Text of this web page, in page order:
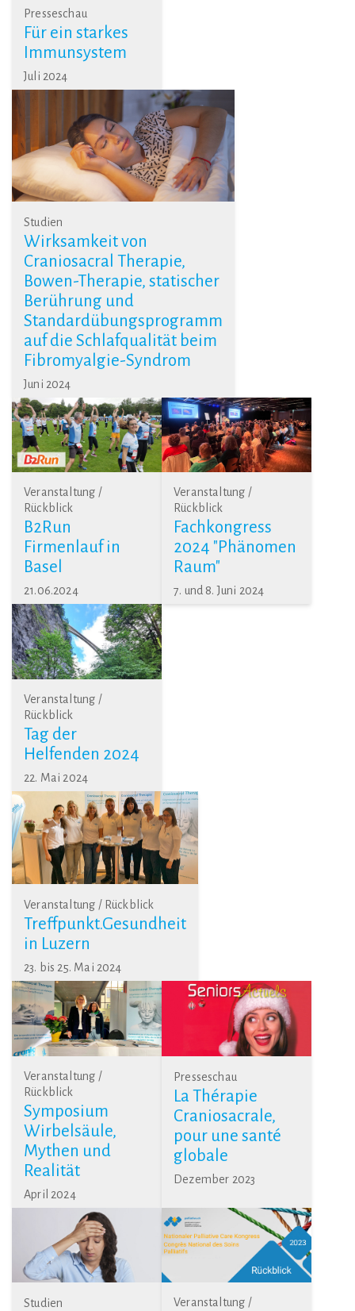
Presseschau
Für ein starkes
Immunsystem
Juli 2024
Studien
Wirksamkeit von
Craniosacral Therapie,
Bowen-Therapie, statischer
Berührung und
Standardübungsprogramm
auf die Schlafqualität beim
Fibromyalgie-Syndrom
Juni 2024
Veranstaltung /
Rückblick
B2Run
Firmenlauf in
Basel
21.06.2024
Veranstaltung /
Rückblick
Fachkongress
2024 "Phänomen
Raum"
7. und 8. Juni 2024
Veranstaltung /
Rückblick
Tag der
Helfenden 2024
22. Mai 2024
Veranstaltung / Rückblick
Treffpunkt.Gesundheit
in Luzern
23. bis 25. Mai 2024
Veranstaltung /
Rückblick
Symposium
Wirbelsäule,
Mythen und
Realität
April 2024
Presseschau
La Thérapie
Craniosacrale,
pour une santé
globale
Dezember 2023
Studien
Veranstaltung /